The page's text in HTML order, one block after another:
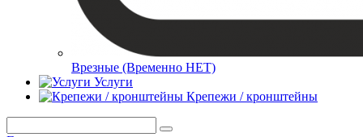
Врезные (Временно НЕТ)
Услуги
Крепежи / кронштейны